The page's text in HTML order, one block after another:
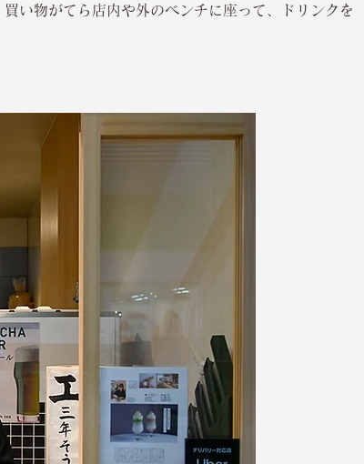
い物がてら店内や外のベンチに座って、ドリンクを